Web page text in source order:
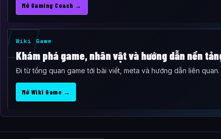
Mở Gaming Coach →
Wiki Game
Khám phá game, nhân vật và hướng dẫn nền
Đi từ tổng quan game tới bài viết, meta và hướng dẫn liên quan.
Mở Wiki Game →